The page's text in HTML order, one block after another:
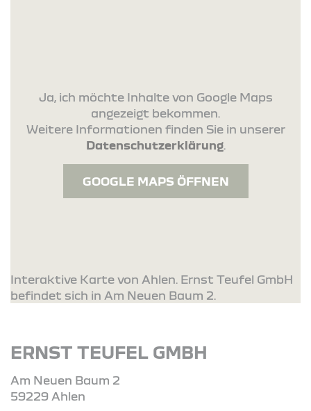
Ja, ich möchte Inhalte von Google Maps
angezeigt bekommen.
Weitere Informationen finden Sie in unserer
Datenschutzerklärung.
GOOGLE MAPS ÖFFNEN
Interaktive Karte von Ahlen. Ernst Teufel GmbH
befindet sich in Am Neuen Baum 2.
ERNST TEUFEL GMBH
Am Neuen Baum 2
59229 Ahlen